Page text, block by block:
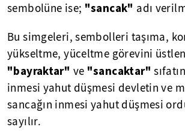
sembolüne ise; "sancak" adı
Bu simgeleri, sembolleri taşıma,
yükseltme, yüceltme görevini
"bayraktar" ve "sancaktar"
inmesi yahut düşmesi devletin ve
sancağın inmesi yahut düşmesi
sayılır.